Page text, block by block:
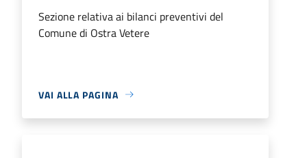
Sezione relativa ai bilanci preventivi del
Comune di Ostra Vetere
VAI ALLA PAGINA